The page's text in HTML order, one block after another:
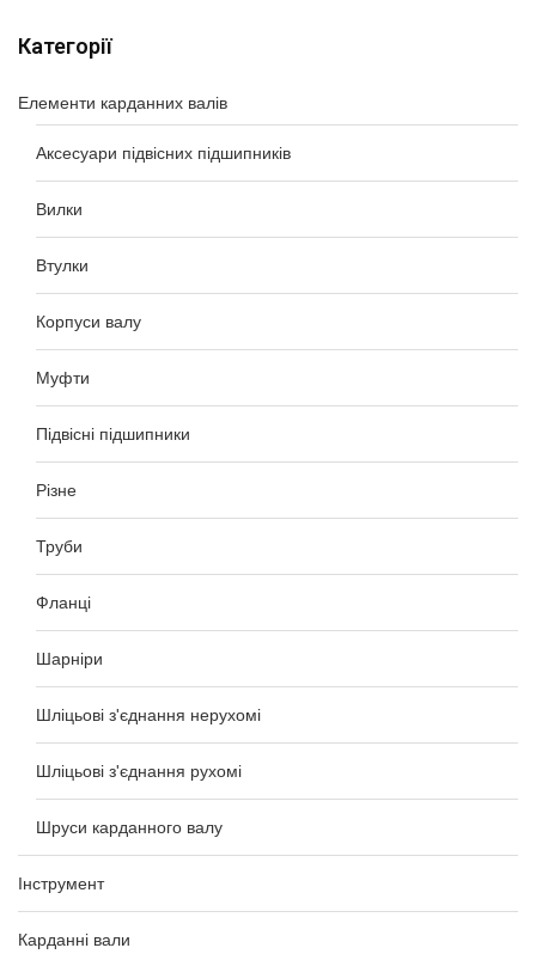
Категорії
Елементи карданних валів
Аксесуари підвісних підшипників
Вилки
Втулки
Корпуси валу
Муфти
Підвісні підшипники
Різне
Труби
Фланці
Шарніри
Шліцьові з'єднання нерухомі
Шліцьові з'єднання рухомі
Шруси карданного валу
Інструмент
Карданні вали